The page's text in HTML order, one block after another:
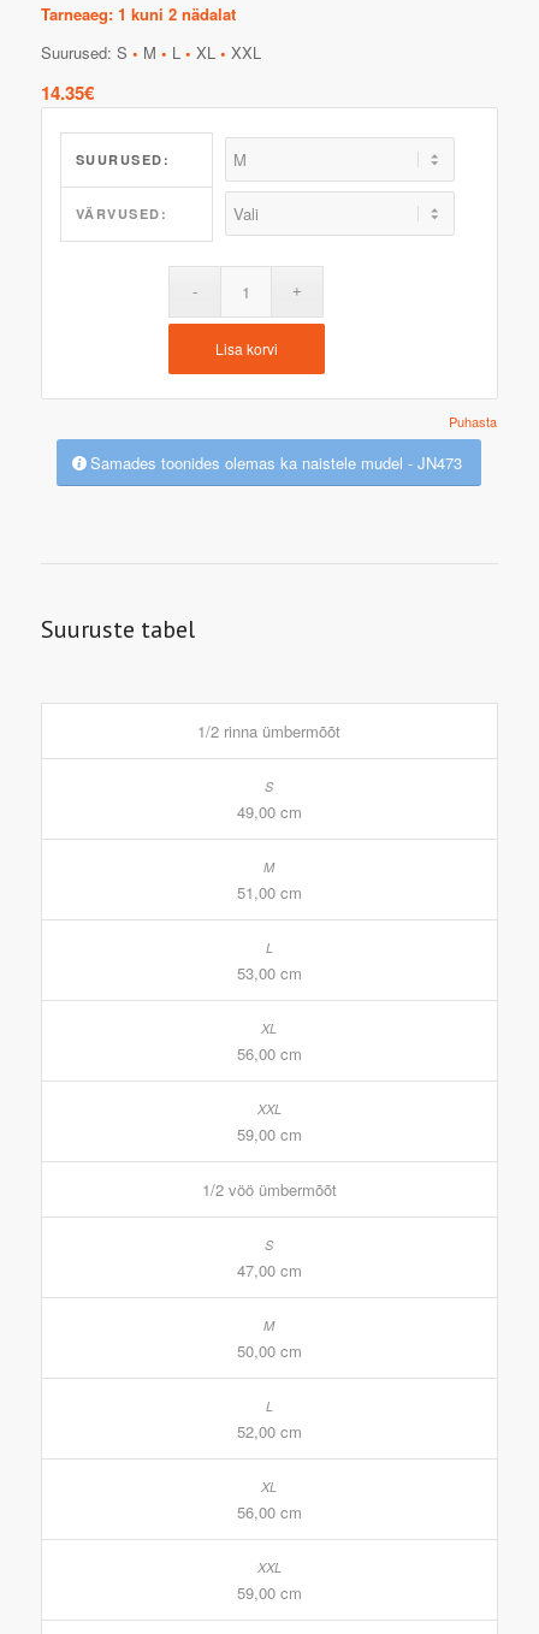
Tarneaeg: 1 kuni 2 nädalat
Suurused: S • M • L • XL • XXL
14.35€
SUURUSED:
VÄRVUSED:
Puhasta
Lisa korvi
Samades toonides olemas ka naistele mudel - JN473
Suuruste tabel
1/2 rinna ümbermõõt
49,00 cm
51,00 cm
53,00 cm
56,00 cm
59,00 cm
1/2 vöö ümbermõõt
47,00 cm
50,00 cm
52,00 cm
56,00 cm
59,00 cm